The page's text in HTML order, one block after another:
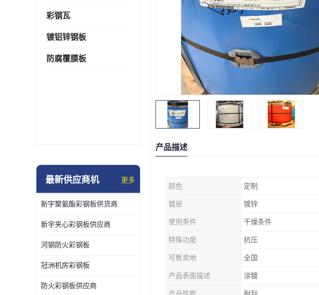
彩钢瓦
镀铝锌钢板
防腐覆膜板
最新供应商机 更多
新宇聚氨酯彩钢板供货商
新宇夹心彩钢板供应商
河钢防火彩钢板
冠洲机房彩钢板
防火彩钢板供应商
产品描述
颜色 定制
镀层 镀锌
使用条件 干燥条件
特殊功能 抗压
可售卖地 全国
产品表面描述 涂镀